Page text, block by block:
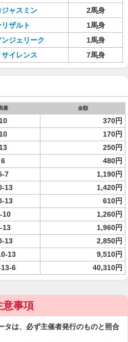
ジャスミン
2馬身
ザルト
1馬身
ジェリーク
1馬身
サイレンス 7馬身
番 金額
10 370円
10
170円
13
250円
6
480円
7
1,190円
13 1,420円
13
610円
10
1,260円
13
1,960円
13
2,850円
13
9,510円
6 40,310円
意事項
タは、必ず主催者発行のものと照合